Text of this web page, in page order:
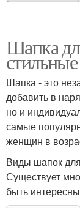
Шапка
Шапка - это
добавить в
но и
самые
женщин в
Виды шапок
Существует
быть